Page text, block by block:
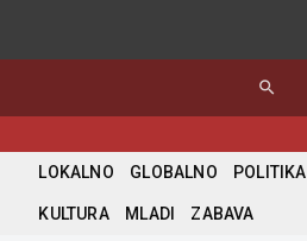
search
LOKALNO GLOBALNO POLITIKA
KULTURA MLADI ZABAVA